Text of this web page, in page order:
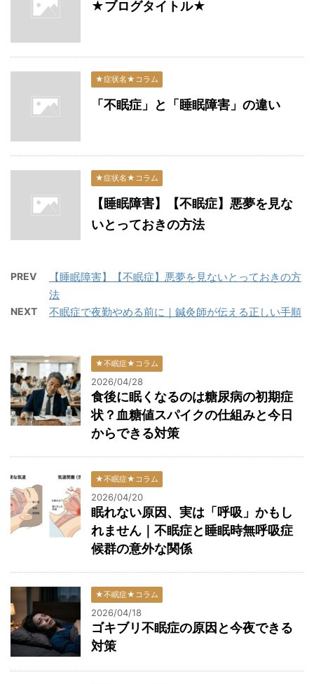
★ブログタイトル★
★症状名★コラム
「不眠症」と「睡眠障害」の違い
★症状名★コラム
【睡眠障害】【不眠症】悪夢を見な
いとっておきの方法
PREV
【睡眠障害】【不眠症】悪夢を見ないとっておきの方
法
NEXT 不眠症で夜勤やめる前に｜鍼灸師が伝える正しい手順
★不眠症★コラム
2026/04/28
食後に眠くなるのは糖尿病の初期症
状？血糖値スパイクの仕組みと今日
からできる対策
★不眠症★コラム
2026/04/20
眠れない原因、実は「呼吸」かもし
れません｜不眠症と睡眠時無呼吸症
候群の意外な関係
★不眠症★コラム
2026/04/18
ゴキブリ不眠症の原因と今夜できる
対策